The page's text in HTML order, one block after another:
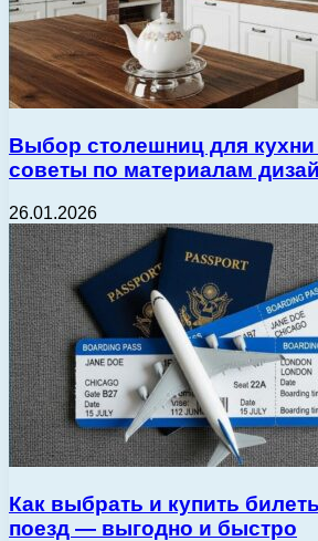
Выбор столешниц для кухни
советы по материалам
26.01.2026
Как выбрать и купить
поезд — выгодно и быстро